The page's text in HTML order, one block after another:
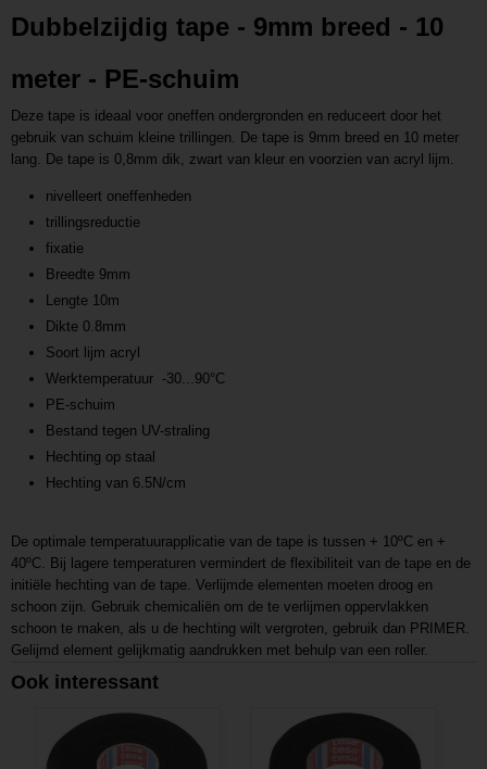
L20215231510
Dubbelzijdig tape - 9mm breed - 10
meter - PE-schuim
Deze tape is ideaal voor oneffen ondergronden en reduceert door het
gebruik van schuim kleine trillingen. De tape is 9mm breed en 10 meter
lang. De tape is 0,8mm dik, zwart van kleur en voorzien van acryl lijm.
nivelleert oneffenheden
trillingsreductie
fixatie
Breedte 9mm
Lengte 10m
Dikte 0.8mm
Soort lijm acryl
Werktemperatuur -30...90°C
PE-schuim
Bestand tegen UV-straling
Hechting op staal
Hechting van 6.5N/cm
De optimale temperatuurapplicatie van de tape is tussen + 10ºC en +
40ºC. Bij lagere temperaturen vermindert de flexibiliteit van de tape en de
initiële hechting van de tape. Verlijmde elementen moeten droog en
schoon zijn. Gebruik chemicaliën om de te verlijmen oppervlakken
schoon te maken, als u de hechting wilt vergroten, gebruik dan PRIMER.
Gelijmd element gelijkmatig aandrukken met behulp van een roller.
Ook interessant